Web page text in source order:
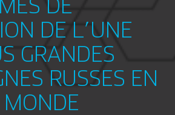
DE
DE L’UNE
GRANDES
RUSSES EN